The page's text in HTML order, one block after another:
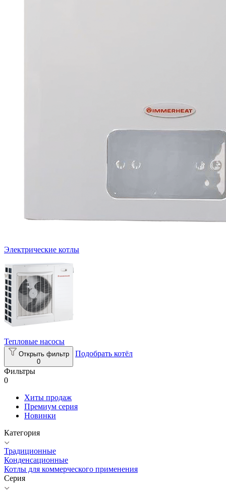
Электрические котлы
Тепловые насосы
Открыть фильтр
0
Подобрать котёл
Фильтры
0
Хиты продаж
Премиум серия
Новинки
Категория
Традиционные
Конденсационные
Котлы для коммерческого применения
Серия